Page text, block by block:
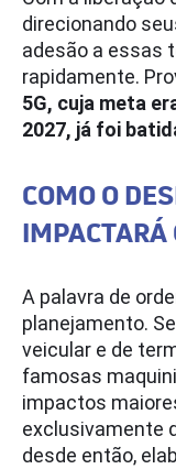
direcionando
adesão a essas
rapidamente.
5G, cuja meta
2027, já foi
COMO O
IMPACTARÁ
A palavra de
planejamento.
veicular e de
famosas
impactos
exclusivamente
desde então,